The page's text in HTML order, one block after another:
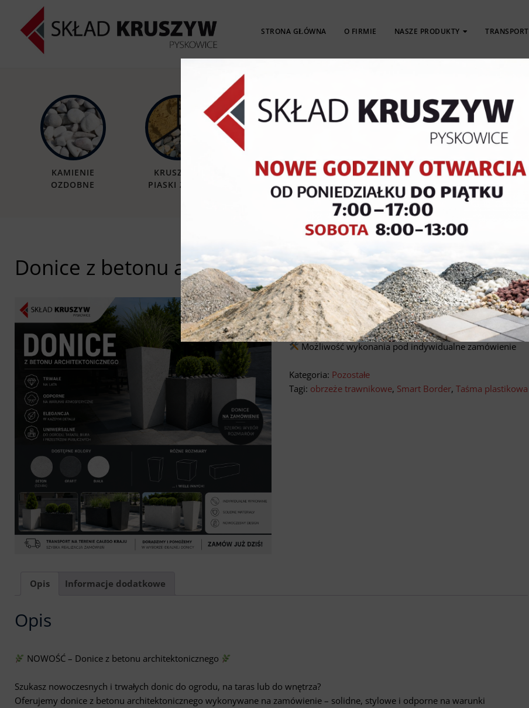
STRONA GŁÓWNA O FIRMIE NASZE PRODUKTY TRANSPORT
KAMIENIE
OZDOBNE
KRUSZYWA
PIASKI ŻWIRY
KOSTKA
BRUKOWA
OBRZEŻA
KRAWĘŻNIKI
PŁYTY
TARASOWE
Donice z betonu architektonicznego
Szeroki wybór rozmiarów i modeli
Idealne do domu, biura, ogrodu i przestrzeni
komercyjnych
Możliwość wykonania pod indywidualne zamówienie
Kategoria: Pozostałe
Tagi: obrzeże trawnikowe, Smart Border, Taśma plastikowa
Opis Informacje dodatkowe
Opis
NOWOŚĆ – Donice z betonu architektonicznego
Szukasz nowoczesnych i trwałych donic do ogrodu, na taras lub do wnętrza?
Oferujemy donice z betonu architektonicznego wykonywane na zamówienie – solidne, stylowe i odporne na warunki